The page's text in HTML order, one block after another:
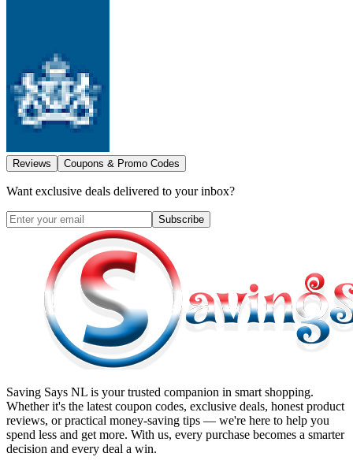
Reviews Coupons & Promo Codes
Want exclusive deals delivered to your inbox?
Subscribe
Saving Says NL is your trusted companion in smart shopping.
Whether it's the latest coupon codes, exclusive deals, honest product
reviews, or practical money-saving tips — we're here to help you
spend less and get more. With us, every purchase becomes a smarter
decision and every deal a win.